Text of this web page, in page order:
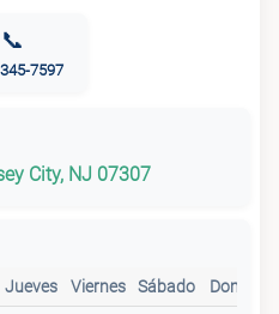
📞
7597
City, NJ 07307
Jueves Viernes Sábado Domingo